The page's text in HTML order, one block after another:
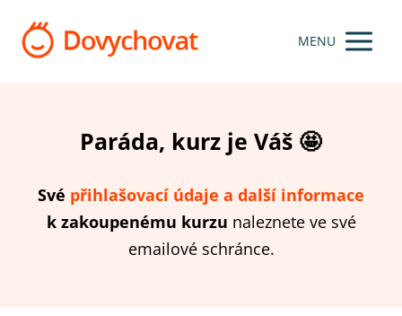
MENU
Paráda, kurz je Váš 🤩
Své přihlašovací údaje a další informace
k zakoupenému kurzu naleznete ve své
emailové schránce.